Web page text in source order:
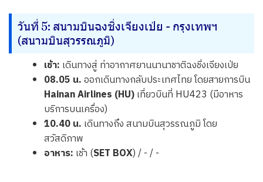
วันที่ 5: สนามบินฉงชิ่งเจียงเป่ย - กรุงเทพฯ
(สนามบินสุวรรณภูมิ)
เช้า: เดินทางสู่ ท่าอากาศยานนานาชาติฉงชิ่งเจียงเป่ย
08.05 น.ออกเดินทางกลับประเทศไทย โดยสายการบิน
Hainan Airlines (HU)เที่ยวบินที่ HU423 (มีอาหาร
บริการบนเครื่อง)
10.40 น. เดินทางถึง สนามบินสุวรรณภูมิ โดย
สวัสดิภาพ
อาหาร: เช้า (SET BOX) / - / -